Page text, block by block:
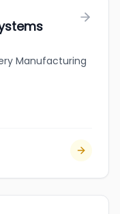
Manufacturing